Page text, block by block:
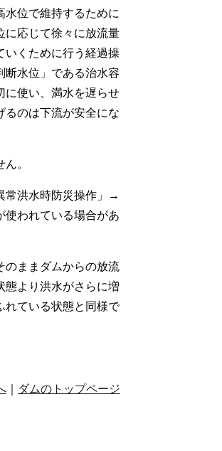
水位で維持するために
に応じて徐々に放流量
いくために行う経過操
断水位」である治水容
に使い、満水を遅らせ
るのは下流が安全にな
。
常洪水時防災操作」→
使われている場合があ
のままダムからの放流
態より洪水がさらに増
れている状態と同様で
ダムのトップページ